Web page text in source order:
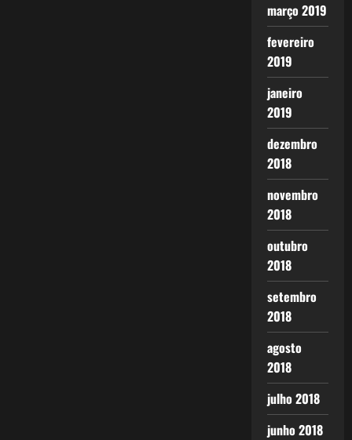
março 2019
fevereiro
2019
janeiro
2019
dezembro
2018
novembro
2018
outubro
2018
setembro
2018
agosto
2018
julho 2018
junho 2018